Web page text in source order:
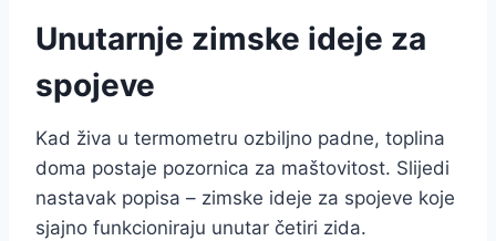
Unutarnje zimske ideje za
spojeve
Kad živa u termometru ozbiljno padne, toplina
doma postaje pozornica za maštovitost. Slijedi
nastavak popisa – zimske ideje za spojeve koje
sjajno funkcioniraju unutar četiri zida.